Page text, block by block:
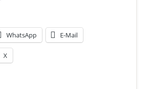
WhatsApp E-Mail
X